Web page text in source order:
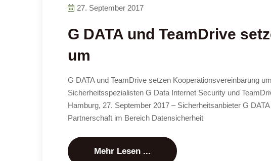
27. September 2017
G DATA und TeamDrive
um
G DATA und TeamDrive setzen Kooperationsvereinbarung
Sicherheitsspezialisten G Data Internet Security und
Hamburg, 27. September 2017 – Sicherheitsanbieter G
Partnerschaft im Bereich Datensicherheit
Mehr Lesen ...